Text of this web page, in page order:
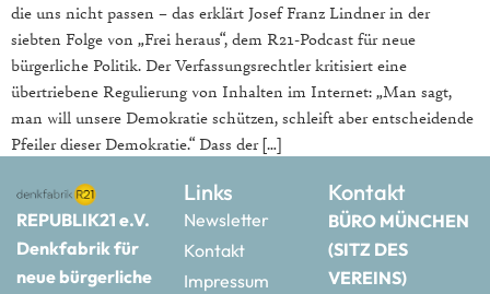
die uns nicht passen – das erklärt Josef Franz Lindner in der
siebten Folge von „Frei heraus“, dem R21-Podcast für neue
bürgerliche Politik. Der Verfassungsrechtler kritisiert eine
übertriebene Regulierung von Inhalten im Internet: „Man sagt,
man will unsere Demokratie schützen, schleift aber entscheidende
Pfeiler dieser Demokratie.“ Dass der […]
REPUBLIK21 e.V.
Denkfabrik für
neue bürgerliche
Links
Newsletter
Kontakt
Impressum
Kontakt
BÜRO MÜNCHEN
(SITZ DES
VEREINS)